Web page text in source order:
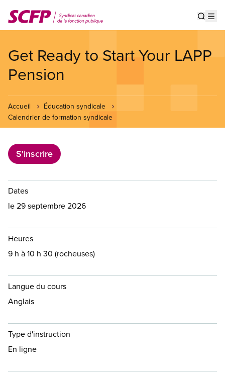
au
contenu
Get Ready to Start Your LAPP
Pension
Accueil
Éducation syndicale
Calendrier de formation syndicale
S'inscrire
Dates
le 29 septembre 2026
Heures
9 h à 10 h 30 (rocheuses)
Langue du cours
Anglais
Type d'instruction
En ligne